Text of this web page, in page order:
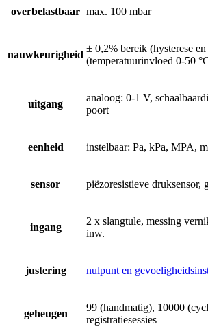
overbelastbaar max. 100 mbar
nauwkeurigheid
± 0,2% bereik (hysterese
(temperatuurinvloed 0-50
uitgang
analoog: 0-1 V,
poort
eenheid instelbaar: Pa, kPa, MPA,
sensor piëzoresistieve druksensor,
ingang
2 x slangtule, messing
inw.
justering nulpunt en
geheugen
99 (handmatig), 10000
registratiesessies